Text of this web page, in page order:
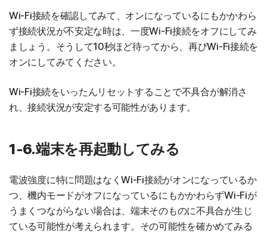
Wi-Fi接続を確認してみて、オンになっているにもかかわら
ず接続状況が不安定な時は、一度Wi-Fi接続をオフにしてみ
ましょう。そうして10秒ほど待ってから、再びWi-Fi接続を
オンにしてみてください。
Wi-Fi接続をいったんリセットすることで不具合が解消さ
れ、接続状況が安定する可能性があります。
1-6.端末を再起動してみる
電波強度に特に問題はなくWi-Fi接続がオンになっているか
つ、機内モードがオフになっているにもかかわらずWi-Fiが
うまくつながらない場合は、端末そのものに不具合が生じ
ている可能性が考えられます。その可能性を確かめてみる